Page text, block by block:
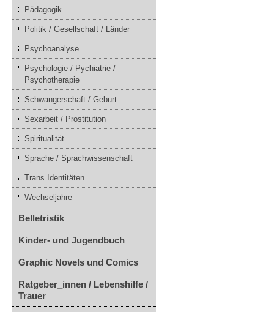
Pädagogik
Politik / Gesellschaft / Länder
Psychoanalyse
Psychologie / Pychiatrie /
Psychotherapie
Schwangerschaft / Geburt
Sexarbeit / Prostitution
Spiritualität
Sprache / Sprachwissenschaft
Trans Identitäten
Wechseljahre
Belletristik
Kinder- und Jugendbuch
Graphic Novels und Comics
Ratgeber_innen / Lebenshilfe /
Trauer